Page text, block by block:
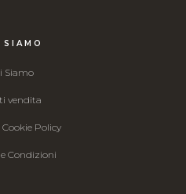
Siamo
vendita
Cookie Policy
Condizioni